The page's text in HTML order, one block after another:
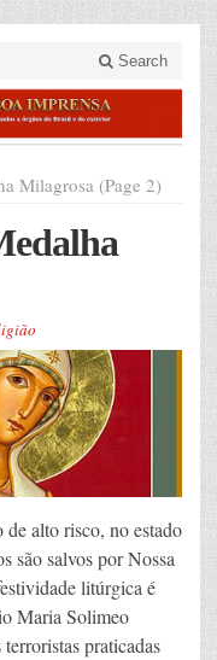
Search
Milagrosa (Page 2)
alto risco, no estado
são salvos por Nossa
litúrgica é
Maria Solimeo
praticadas